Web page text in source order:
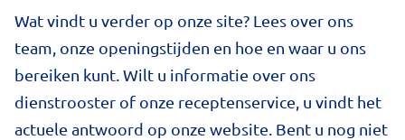
Wat vindt u verder op onze site? Lees over ons
team, onze openingstijden en hoe en waar u ons
bereiken kunt. Wilt u informatie over ons
dienstrooster of onze receptenservice, u vindt het
actuele antwoord op onze website. Bent u nog niet